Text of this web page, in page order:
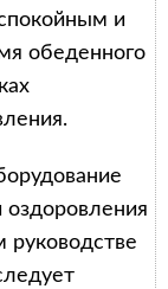
и
обеденного
руководстве